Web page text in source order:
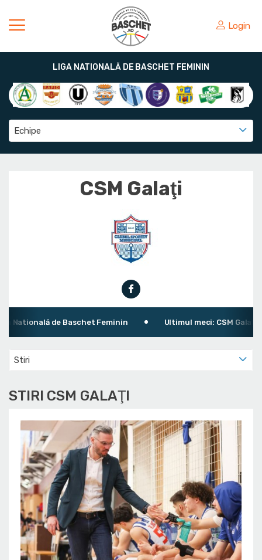
Login
LIGA NATIONALĂ DE BASCHET FEMININ
Echipe
CSM Galaţi
de Baschet Feminin Ultimul meci: CSM Galaţi 81 -
Stiri
STIRI CSM GALAŢI